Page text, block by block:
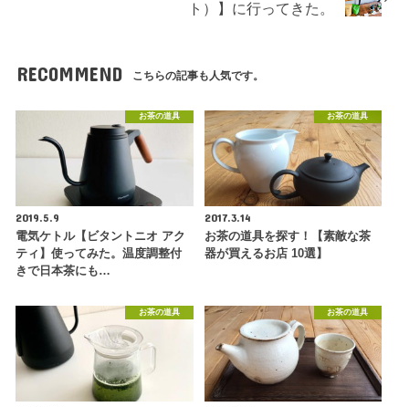
ト）】に行ってきた。
RECOMMEND こちらの記事も人気です。
お茶の道具
2019.5.9
電気ケトル【ビタントニオ アク
ティ】使ってみた。温度調整付
きで日本茶にも…
お茶の道具
2017.3.14
お茶の道具を探す！【素敵な茶
器が買えるお店 10選】
お茶の道具 お茶の道具